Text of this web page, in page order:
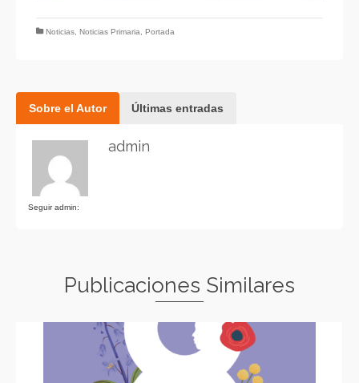
Noticias Noticias Primaria Portada
Sobre el Autor Últimas entradas
Seguir admin:
admin
Publicaciones Similares